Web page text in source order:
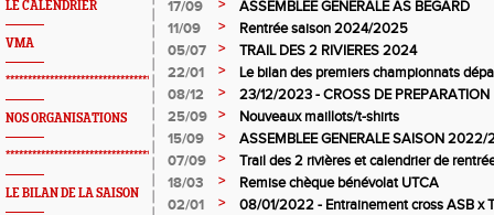
LE CALENDRIER
VMA
*************************************************
NOS ORGANISATIONS
*************************************************
LE BILAN DE LA SAISON
17/09
>
ASSEMBLEE GENERALE AS BEGARD
11/09
>
Rentrée saison 2024/2025
05/07
>
TRAIL DES 2 RIVIERES 2024
22/01
>
Le bilan des premiers championnats
08/12
>
23/12/2023 - CROSS DE PREPARATION
25/09
>
Nouveaux maillots/t-shirts
15/09
>
ASSEMBLEE GENERALE SAISON
07/09
>
Trail des 2 rivières et calendrier de
18/03
>
Remise chèque bénévolat UTCA
02/01
>
08/01/2022 - Entrainement cross ASB x